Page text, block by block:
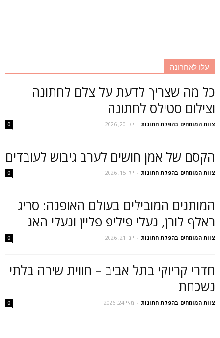
עלו לאחרונה
כל מה שצריך לדעת על צלם לחתונה
וצילום סטילס לחתונה
צוות המומחים בהפקת חתונות - יולי 20, 2026 0
הקסם של אמן חושים לערב גיבוש לעובדים
צוות המומחים בהפקת חתונות - יולי 15, 2026 0
המותגים המובילים בעולם האופנה: סריג
ראלף לורן, נעלי פיליפ פליין ונעלי האג
צוות המומחים בהפקת חתונות - יוני 21, 2026 0
חדרי קריוקי בתל אביב – חווית שירה בלתי
נשכחת
צוות המומחים בהפקת חתונות - מאי 24, 2026 0